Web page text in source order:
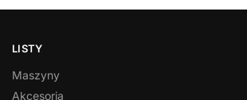
LISTY
Maszyny
Akcesoria